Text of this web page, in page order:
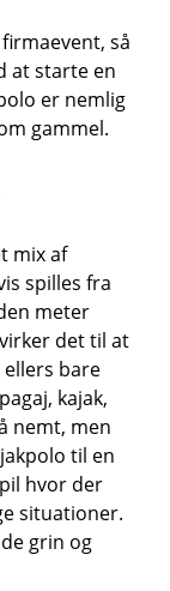
så
at starte en
er nemlig
gammel.
mix af
spilles fra
meter
det til at
bare
kajak,
nemt, men
til en
hvor der
situationer.
grin og